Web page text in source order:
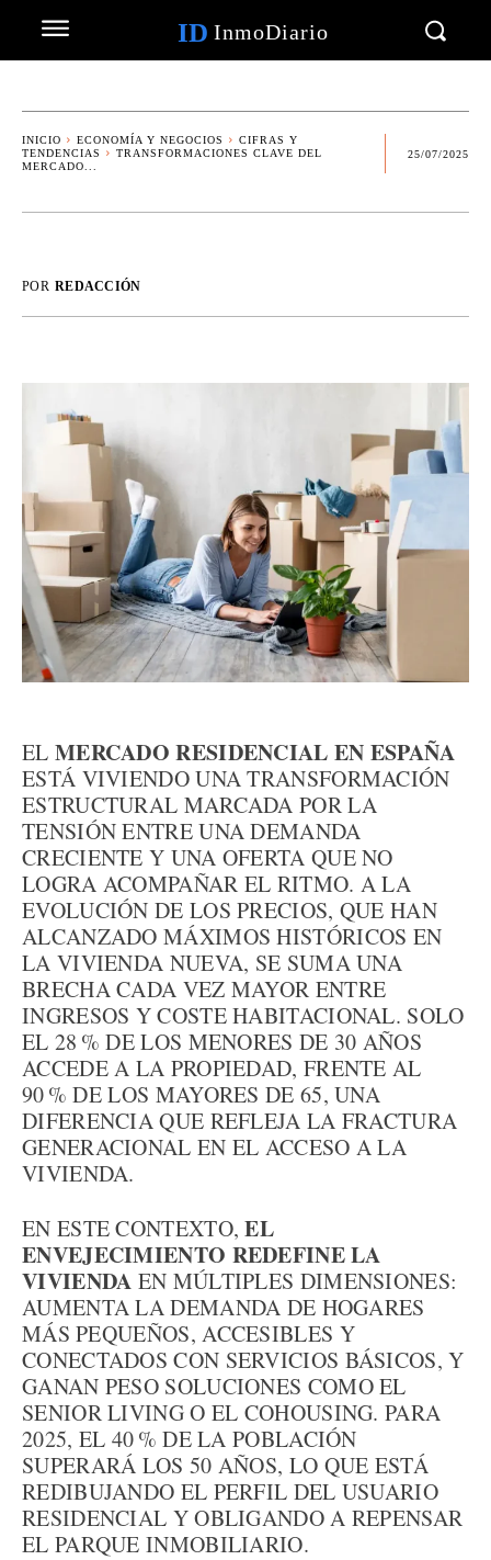
ID InmoDiario
INICIO ECONOMÍA Y NEGOCIOS
CIFRAS Y
TENDENCIAS
TRANSFORMACIONES CLAVE DEL
MERCADO...
25/07/2025
POR REDACCIÓN
EL MERCADO RESIDENCIAL EN ESPAÑA
ESTÁ VIVIENDO UNA TRANSFORMACIÓN
ESTRUCTURAL MARCADA POR LA
TENSIÓN ENTRE UNA DEMANDA
CRECIENTE Y UNA OFERTA QUE NO
LOGRA ACOMPAÑAR EL RITMO. A LA
EVOLUCIÓN DE LOS PRECIOS, QUE HAN
ALCANZADO MÁXIMOS HISTÓRICOS EN
LA VIVIENDA NUEVA, SE SUMA UNA
BRECHA CADA VEZ MAYOR ENTRE
INGRESOS Y COSTE HABITACIONAL. SOLO
EL 28 % DE LOS MENORES DE 30 AÑOS
ACCEDE A LA PROPIEDAD, FRENTE AL
90 % DE LOS MAYORES DE 65, UNA
DIFERENCIA QUE REFLEJA LA FRACTURA
GENERACIONAL EN EL ACCESO A LA
VIVIENDA.
EN ESTE CONTEXTO,EL
ENVEJECIMIENTO REDEFINE LA
VIVIENDA EN MÚLTIPLES DIMENSIONES:
AUMENTA LA DEMANDA DE HOGARES
MÁS PEQUEÑOS, ACCESIBLES Y
CONECTADOS CON SERVICIOS BÁSICOS, Y
GANAN PESO SOLUCIONES COMO EL
SENIOR LIVING O EL COHOUSING. PARA
2025, EL 40 % DE LA POBLACIÓN
SUPERARÁ LOS 50 AÑOS, LO QUE ESTÁ
REDIBUJANDO EL PERFIL DEL USUARIO
RESIDENCIAL Y OBLIGANDO A REPENSAR
EL PARQUE INMOBILIARIO.